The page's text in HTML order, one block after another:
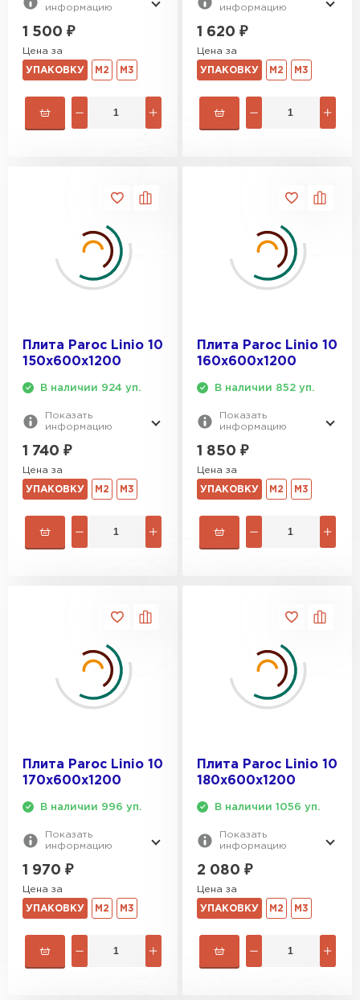
информацию
1 500 ₽
Цена за
УПАКОВКУ М2 М3
информацию
1 620 ₽
Цена за
УПАКОВКУ М2 М3
Плита Paroc Linio 10
150х600х1200
В наличии 924 уп.
Показать
информацию
1 740 ₽
Цена за
УПАКОВКУ М2 М3
Плита Paroc Linio 10
160х600х1200
В наличии 852 уп.
Показать
информацию
1 850 ₽
Цена за
УПАКОВКУ М2 М3
Плита Paroc Linio 10
170х600х1200
В наличии 996 уп.
Показать
информацию
1 970 ₽
Цена за
УПАКОВКУ М2 М3
Плита Paroc Linio 10
180х600х1200
В наличии 1056 уп.
Показать
информацию
2 080 ₽
Цена за
УПАКОВКУ М2 М3
Утеплитель Izolife